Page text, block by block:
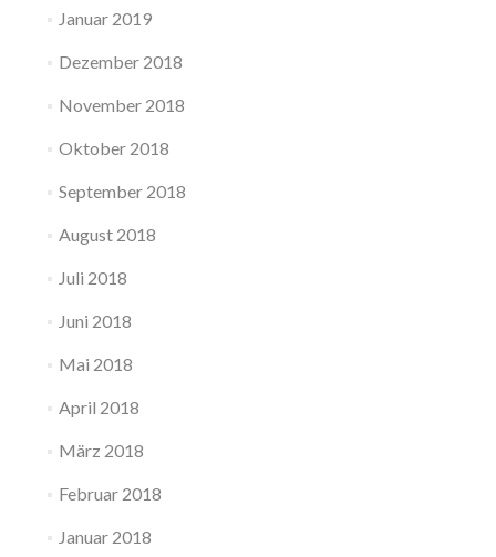
Januar 2019
Dezember 2018
November 2018
Oktober 2018
September 2018
August 2018
Juli 2018
Juni 2018
Mai 2018
April 2018
März 2018
Februar 2018
Januar 2018